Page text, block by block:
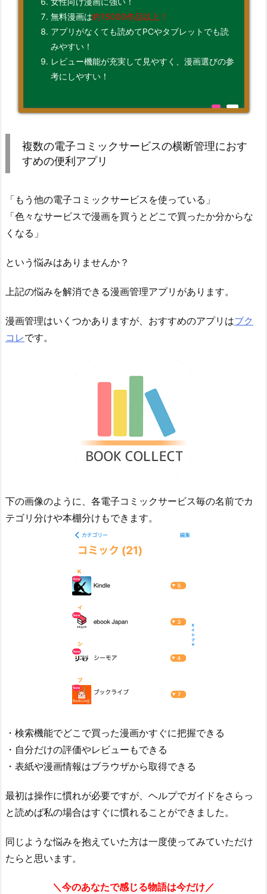
無料漫画は約15000作品以上！
アプリがなくても読めてPCやタブレットでも読
みやすい！
レビュー機能が充実して見やすく、漫画選びの参
考にしやすい！
複数の電子コミックサービスの横断管理におす
すめの便利アプリ
「もう他の電子コミックサービスを使っている」
「色々なサービスで漫画を買うとどこで買ったか分からな
くなる」
という悩みはありませんか？
上記の悩みを解消できる漫画管理アプリがあります。
漫画管理はいくつかありますが、おすすめのアプリはブク
コレです。
下の画像のように、各電子コミックサービス毎の名前でカ
テゴリ分けや本棚分けもできます。
・検索機能でどこで買った漫画かすぐに把握できる
・自分だけの評価やレビューもできる
・表紙や漫画情報はブラウザから取得できる
最初は操作に慣れが必要ですが、ヘルプでガイドをさらっ
と読めば私の場合はすぐに慣れることができました。
同じような悩みを抱えていた方は一度使ってみていただけ
たらと思います。
＼今のあなたで感じる物語は今だけ／